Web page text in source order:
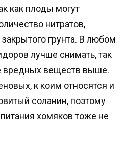
как плоды могут
нитратов,
грунта. В любом
лучше снимать, так
вредных веществ выше.
к коим относятся и
соланин, поэтому
хомяков тоже не